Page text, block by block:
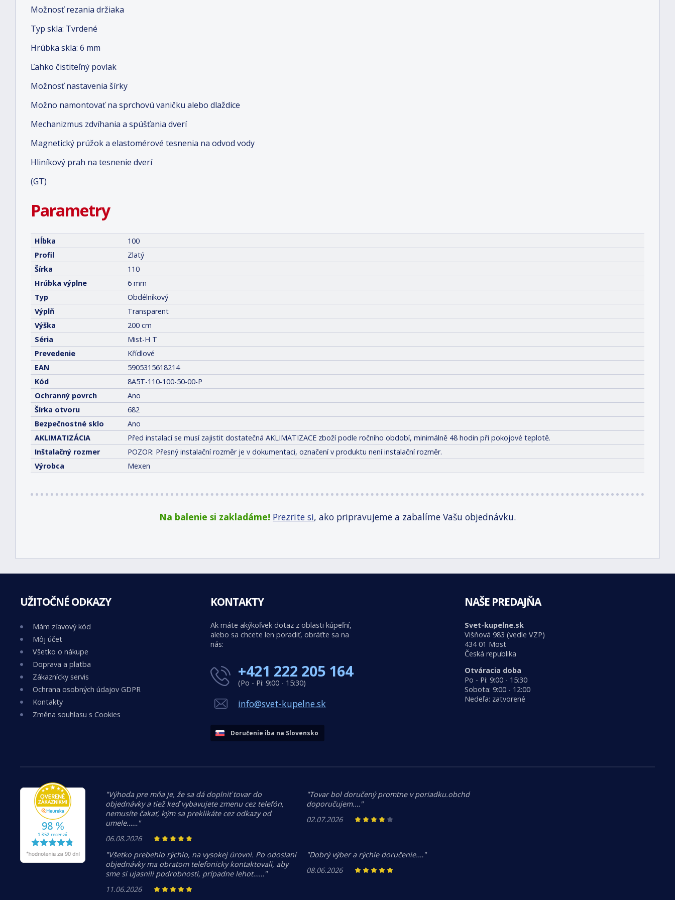
Možnosť rezania držiaka
Typ skla: Tvrdené
Hrúbka skla: 6 mm
Ľahko čistiteľný povlak
Možnosť nastavenia šírky
Možno namontovať na sprchovú vaničku alebo dlaždice
Mechanizmus zdvíhania a spúšťania dverí
Magnetický prúžok a elastomérové tesnenia na odvod vody
Hliníkový prah na tesnenie dverí
(GT)
Parametry
Hĺbka
100
Profil
Zlatý
Šírka
110
Hrúbka výplne
6 mm
Typ
Obdélníkový
Výplň
Transparent
Výška
200 cm
Séria
Mist-H T
Prevedenie
Křídlové
EAN
5905315618214
Kód
8A5T-110-100-50-00-P
Ochranný povrch
Ano
Šírka otvoru
682
Bezpečnostné sklo
Ano
AKLIMATIZÁCIA
Před instalací se musí zajistit dostatečná AKLIMATIZACE zboží podle ročního období, minimálně 48 hodin při pokojové teplotě.
Inštalačný rozmer
POZOR: Přesný instalační rozměr je v dokumentaci, označení v produktu není instalační rozměr.
Výrobca
Mexen
Na balenie si zakladáme! Prezrite si, ako pripravujeme a zabalíme Vašu objednávku.
UŽITOČNÉ ODKAZY
Mám zľavový kód
Môj účet
Všetko o nákupe
Doprava a platba
Zákaznícky servis
Ochrana osobných údajov GDPR
Kontakty
Změna souhlasu s Cookies
KONTAKTY
Ak máte akýkoľvek dotaz z oblasti kúpeľní,
alebo sa chcete len poradiť, obráťte sa na
nás:
+421 222 205 164
(Po - Pi: 9:00 - 15:30)
info@svet-kupelne.sk
Doručenie iba na Slovensko
NAŠE PREDAJŇA
Svet-kupelne.sk
Višňová 983 (vedle VZP)
434 01 Most
Česká republika
Otváracia doba
Po - Pi: 9:00 - 15:30
Sobota: 9:00 - 12:00
Nedeľa: zatvorené
"Výhoda pre mňa je, že sa dá doplniť tovar do
objednávky a tiež keď vybavujete zmenu cez telefón,
nemusíte čakať, kým sa preklikáte cez odkazy od
umele……"
06.08.2026
"Tovar bol doručený promtne v poriadku.obchd
doporučujem.…"
02.07.2026
"Všetko prebehlo rýchlo, na vysokej úrovni. Po odoslaní
objednávky ma obratom telefonicky kontaktovali, aby
sme si ujasnili podrobnosti, prípadne lehot……"
11.06.2026
"Dobrý výber a rýchle doručenie.…"
08.06.2026